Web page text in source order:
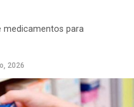
medicamentos para
2026